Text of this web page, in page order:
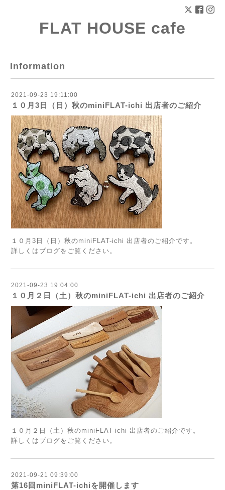
FLAT HOUSE cafe
Information
2021-09-23 19:11:00
１０月3日（日）秋のminiFLAT-ichi 出店者のご紹介
１０月3日（日）秋のminiFLAT-ichi 出店者のご紹介です。
詳しくは ブログをご覧ください。
2021-09-23 19:04:00
１０月２日（土）秋のminiFLAT-ichi 出店者のご紹介
１０月２日（土）秋のminiFLAT-ichi 出店者のご紹介です。
詳しくは ブログを ご覧ください。
2021-09-21 09:39:00
第16回miniFLAT-ichiを開催します